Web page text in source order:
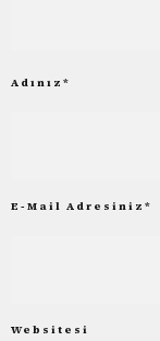
Adınız *
E-Mail Adresiniz *
Websitesi